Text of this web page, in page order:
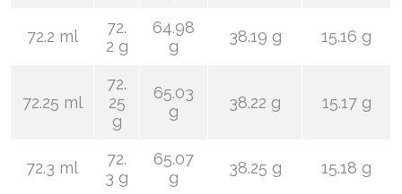
72.2 ml
72.
2 g
64.98
g
38.19 g 15.16 g
72.25 ml
72.
25
g
65.03
g
38.22 g 15.17 g
72.3 ml
72.
3 g
65.07
g
38.25 g 15.18 g